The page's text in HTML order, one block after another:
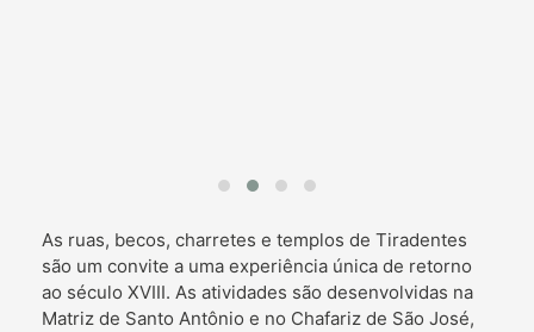
As ruas, becos, charretes e templos de Tiradentes
são um convite a uma experiência única de retorno
ao século XVIII. As atividades são desenvolvidas na
Matriz de Santo Antônio e no Chafariz de São José,